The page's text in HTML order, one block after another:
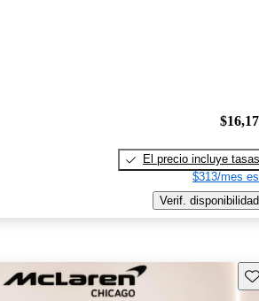
El precio incluye tasas
$313/mes
Verif. disponibilidad